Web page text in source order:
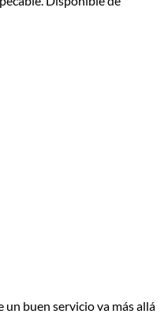
buen servicio va más allá